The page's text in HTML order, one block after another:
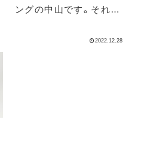
ングの中山です。それで
事業者の方々のウェブ活